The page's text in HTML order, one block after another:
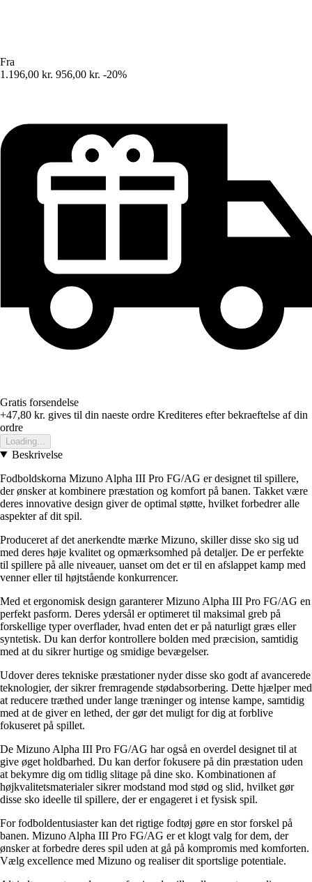
Fra
1.196,00 kr. 956,00 kr. -20%
Gratis forsendelse
+47,80 kr. gives til din naeste ordre Krediteres efter bekraeftelse af din
ordre
Loading...
Beskrivelse
Fodboldskorna Mizuno Alpha III Pro FG/AG er designet til spillere,
der ønsker at kombinere præstation og komfort på banen. Takket være
deres innovative design giver de optimal støtte, hvilket forbedrer alle
aspekter af dit spil.
Produceret af det anerkendte mærke Mizuno, skiller disse sko sig ud
med deres høje kvalitet og opmærksomhed på detaljer. De er perfekte
til spillere på alle niveauer, uanset om det er til en afslappet kamp med
venner eller til højtstående konkurrencer.
Med et ergonomisk design garanterer Mizuno Alpha III Pro FG/AG en
perfekt pasform. Deres ydersål er optimeret til maksimal greb på
forskellige typer overflader, hvad enten det er på naturligt græs eller
syntetisk. Du kan derfor kontrollere bolden med præcision, samtidig
med at du sikrer hurtige og smidige bevægelser.
Udover deres tekniske præstationer nyder disse sko godt af avancerede
teknologier, der sikrer fremragende stødabsorbering. Dette hjælper med
at reducere træthed under lange træninger og intense kampe, samtidig
med at de giver en lethed, der gør det muligt for dig at forblive
fokuseret på spillet.
De Mizuno Alpha III Pro FG/AG har også en overdel designet til at
give øget holdbarhed. Du kan derfor fokusere på din præstation uden
at bekymre dig om tidlig slitage på dine sko. Kombinationen af
højkvalitetsmaterialer sikrer modstand mod stød og slid, hvilket gør
disse sko ideelle til spillere, der er engageret i et fysisk spil.
For fodboldentusiaster kan det rigtige fodtøj gøre en stor forskel på
banen. Mizuno Alpha III Pro FG/AG er et klogt valg for dem, der
ønsker at forbedre deres spil uden at gå på kompromis med komforten.
Vælg excellence med Mizuno og realiser dit sportslige potentiale.